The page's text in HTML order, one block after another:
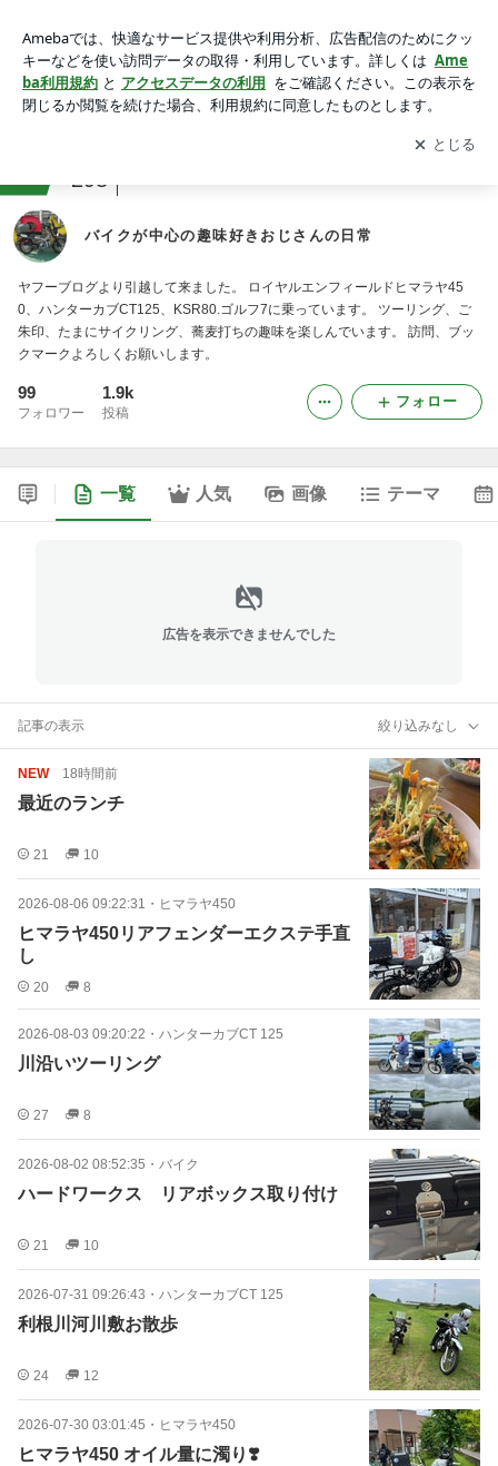
アプリをダウンロードして ブログの更新通知
を受け取りまし
ょう。
開く
298
バイクが中心の趣味好きおじさんの日常
ヤフーブログより引越して来ました。 ロイヤルエンフィールドヒマラヤ45
0、ハンターカブCT125、KSR80.ゴルフ7に乗っています。 ツーリング、ご
朱印、たまにサイクリング、蕎麦打ちの趣味を楽しんでいます。 訪問、ブッ
クマークよろしくお願いします。
99
フォロワー
1.9k
投稿
フォロー
一覧 人気 画像 テーマ
広告を表示できませんでした
記事の表示 絞り込みなし
NEW 18時間前
最近のランチ
21 10
2026-08-06 09:22:31 ・ ヒマラヤ450
ヒマラヤ450リアフェンダーエクステ手直
し
20 8
2026-08-03 09:20:22 ・ ハンターカブCT 125
川沿いツーリング
27 8
2026-08-02 08:52:35 ・ バイク
ハードワークス リアボックス取り付け
21 10
2026-07-31 09:26:43 ・ ハンターカブCT 125
利根川河川敷お散歩
24 12
2026-07-30 03:01:45 ・ ヒマラヤ450
ヒマラヤ450 オイル量に濁り❣️